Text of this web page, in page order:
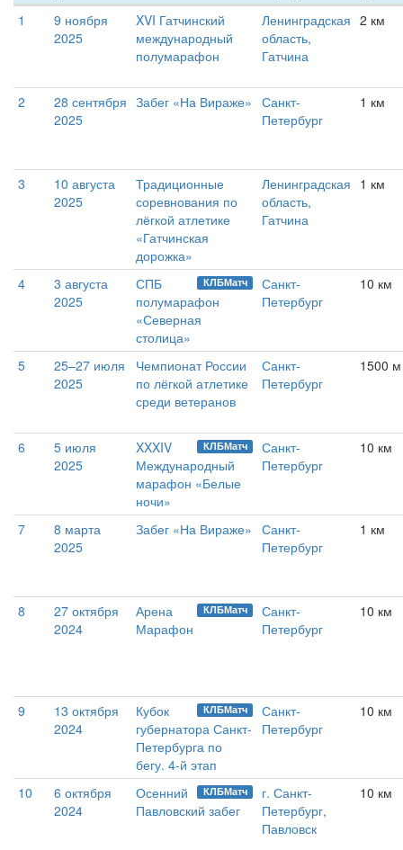
1
9 ноября
2025
XVI Гатчинский
международный
полумарафон
Ленинградская
область,
Гатчина
2 км
2
28 сентября
2025
Забег «На Вираже» Санкт-
Петербург
1 км
3
10 августа
2025
Традиционные
соревнования по
лёгкой атлетике
«Гатчинская
дорожка»
Ленинградская
область,
Гатчина
1 км
4
3 августа
2025
КЛБМатч
СПБ
полумарафон
«Северная
столица»
Санкт-
Петербург
10 км
5
25–27 июля
2025
Чемпионат России
по лёгкой атлетике
среди ветеранов
Санкт-
Петербург
1500 м
6
5 июля
2025
КЛБМатч
XXXIV
Международный
марафон «Белые
ночи»
Санкт-
Петербург
10 км
7
8 марта
2025
Забег «На Вираже» Санкт-
Петербург
1 км
8
27 октября
2024
КЛБМатч
Арена
Марафон
Санкт-
Петербург
10 км
9
13 октября
2024
КЛБМатч
Кубок
губернатора Санкт-
Петербурга по
бегу. 4-й этап
Санкт-
Петербург
10 км
10
6 октября
2024
КЛБМатч
Осенний
Павловский забег
г. Санкт-
Петербург,
Павловск
10 км